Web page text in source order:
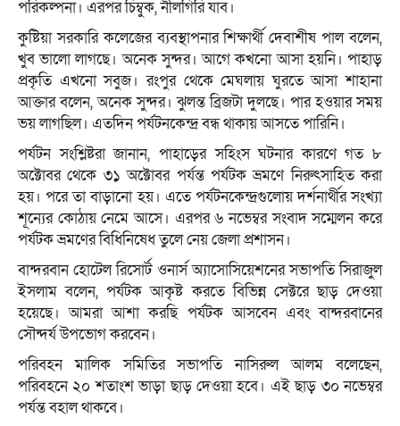
পরিকল্পনা। এরপর চিম্বুক, নীলগিরি যাব।
কুষ্টিয়া সরকারি কলেজের ব্যবস্থাপনার শিক্ষার্থী দেবাশীষ পাল বলেন,
খুব ভালো লাগছে। অনেক সুন্দর। আগে কখনো আসা হয়নি। পাহাড়
প্রকৃতি এখনো সবুজ। রংপুর থেকে মেঘলায় ঘুরতে আসা শাহানা
আক্তার বলেন, অনেক সুন্দর। ঝুলন্ত ব্রিজটা দুলছে। পার হওয়ার সময়
ভয় লাগছিল। এতদিন পর্যটনকেন্দ্র বন্ধ থাকায় আসতে পারিনি।
পর্যটন সংশ্লিষ্টরা জানান, পাহাড়ের সহিংস ঘটনার কারণে গত ৮
অক্টোবর থেকে ৩১ অক্টোবর পর্যন্ত পর্যটক ভ্রমণে নিরুৎসাহিত করা
হয়। পরে তা বাড়ানো হয়। এতে পর্যটনকেন্দ্রগুলোয় দর্শনার্থীর সংখ্যা
শূন্যের কোঠায় নেমে আসে। এরপর ৬ নভেম্বর সংবাদ সম্মেলন করে
পর্যটক ভ্রমণের বিধিনিষেধ তুলে নেয় জেলা প্রশাসন।
বান্দরবান হোটেল রিসোর্ট ওনার্স অ্যাসোসিয়েশনের সভাপতি সিরাজুল
ইসলাম বলেন, পর্যটক আকৃষ্ট করতে বিভিন্ন সেক্টরে ছাড় দেওয়া
হয়েছে। আমরা আশা করছি পর্যটক আসবেন এবং বান্দরবানের
সৌন্দর্য উপভোগ করবেন।
পরিবহন মালিক সমিতির সভাপতি নাসিরুল আলম বলেছেন,
পরিবহনে ২০ শতাংশ ভাড়া ছাড় দেওয়া হবে। এই ছাড় ৩০ নভেম্বর
পর্যন্ত বহাল থাকবে।